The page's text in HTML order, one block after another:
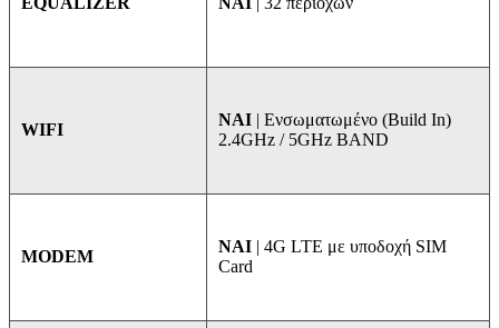
WIFI
ΝΑΙ | Ενσωματωμένο (Build In)
2.4GHz / 5GHz BAND
MODEM
NAI | 4G LTE με υποδοχή SIM
Card